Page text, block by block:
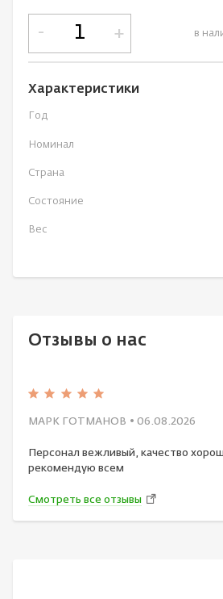
в
- +
Характеристики
Год
Номинал
Страна
Состояние
Вес
Отзывы о нас
МАРК ГОТМАНОВ • 06.08.2026
Персонал вежливый, качество
рекомендую всем
Смотреть все отзывы